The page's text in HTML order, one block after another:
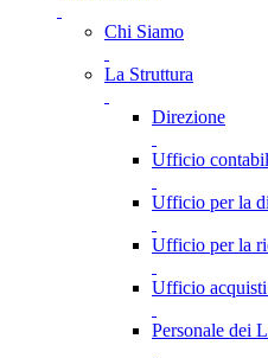
Chi Siamo
La Struttura
Direzione
Ufficio
Ufficio per la
Ufficio per la
Ufficio
Personale dei